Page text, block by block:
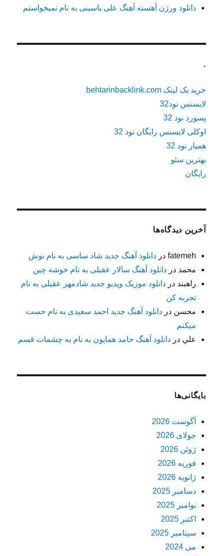
دانلود ورژن آهسته آهنگ علی یاسینی به نام نمیخواستم
.
خرید بک لینک behtarinbacklink.com
لایسنس نود32
پسورد نود 32
اوکلی لایسنس رایگان نود 32
همیار نود 32
بهترین سئو
رایگان
آخرین دیدگاه‌ها
fatemeh دردانلود آهنگ جدید شاد ساسی به نام نوش
محمد دردانلود آهنگ سالار عقیلی به نام خوشه چین
راهبند دردانلود موزیک ویدیو جدید شادمهر عقیلی به نام
تجربه کن
محسن دردانلود آهنگ جدید احمد سعیدی به نام حست
میکنم
علي دردانلود آهنگ حامد همایون به نام به چشمات قسم
بایگانی‌ها
آگوست 2026
جولای 2026
ژوئن 2026
فوریه 2026
ژانویه 2026
دسامبر 2025
نوامبر 2025
اکتبر 2025
سپتامبر 2025
می 2024